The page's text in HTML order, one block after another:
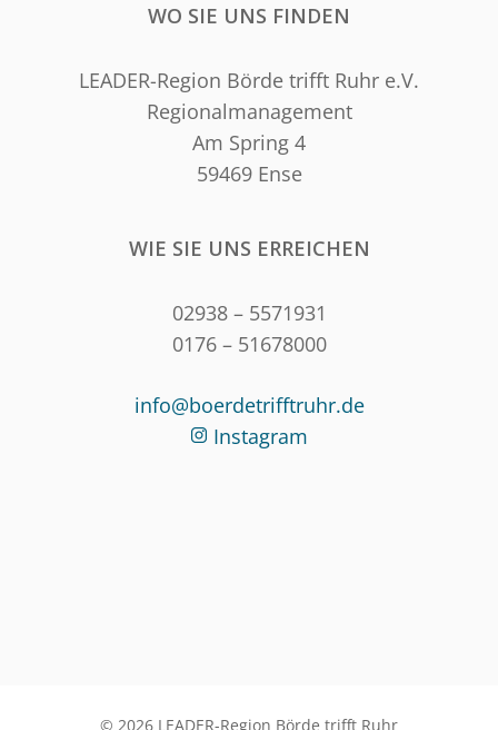
WO SIE UNS FINDEN
LEADER-Region Börde trifft Ruhr e.V.
Regionalmanagement
Am Spring 4
59469 Ense
WIE SIE UNS ERREICHEN
02938 – 5571931
0176 – 51678000
info@boerdetrifftruhr.de
Instagram
© 2026 LEADER-Region Börde trifft Ruhr